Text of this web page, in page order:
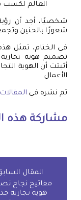
العالم لكسب
شخصيًا، أجد أن
شعورًا بالحنين
في الختام، تمثل
تصميم هوية
أثبتت أن الهوية
الأعمال.
تم نشره في
مشاركة هذه
المقال
مفاتيح نجاح
هوية تجارية